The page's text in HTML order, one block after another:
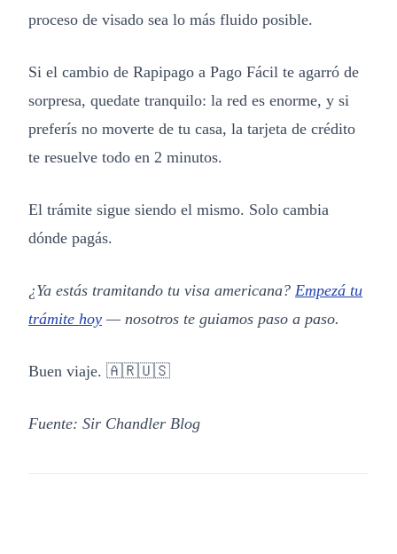
proceso de visado sea lo más fluido posible.
Si el cambio de Rapipago a Pago Fácil te agarró de
sorpresa, quedate tranquilo: la red es enorme, y si
preferís no moverte de tu casa, la tarjeta de crédito
te resuelve todo en 2 minutos.
El trámite sigue siendo el mismo. Solo cambia
dónde pagás.
¿Ya estás tramitando tu visa americana? Empezá tu
trámite hoy — nosotros te guiamos paso a paso.
Buen viaje. 🇦🇷🇺🇸
Fuente: Sir Chandler Blog